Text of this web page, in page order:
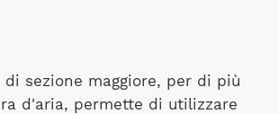
di sezione maggiore, per di più
d'aria, permette di utilizzare